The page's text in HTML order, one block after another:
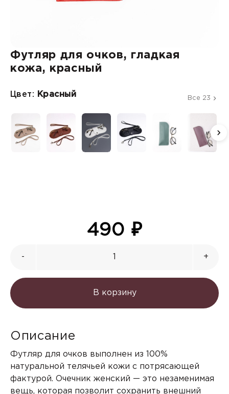
Футляр для очков, гладкая
кожа, красный
Цвет: Красный Все 23
490 ₽
+
-
В корзину
Описание
Футляр для очков выполнен из 100%
натуральной телячьей кожи с потрясающей
фактурой. Очечник женский — это незаменимая
вещь, которая позволит сохранить внешний